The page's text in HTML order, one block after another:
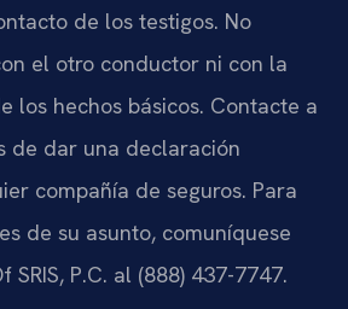
de los testigos. No
el otro conductor ni con la
los hechos básicos. Contacte a
de dar una declaración
compañía de seguros. Para
de su asunto, comuníquese
SRIS, P.C. al (888) 437-7747.